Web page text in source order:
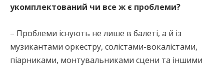
укомплектований чи все ж є проблеми?
– Проблеми існують не лише в балеті, а й із
музикантами оркестру, солістами-вокалістами,
піарниками, монтувальниками сцени та іншими